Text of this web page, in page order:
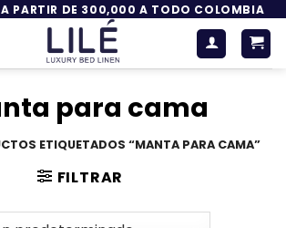
A PARTIR DE 300,000 A TODO COLOMBIA
para cama
ETIQUETADOS “MANTA PARA CAMA”
FILTRAR